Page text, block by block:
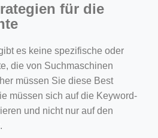
für die
es keine spezifische oder
die von Suchmaschinen
müssen Sie diese Best
müssen sich auf die Keyword-
und nicht nur auf den